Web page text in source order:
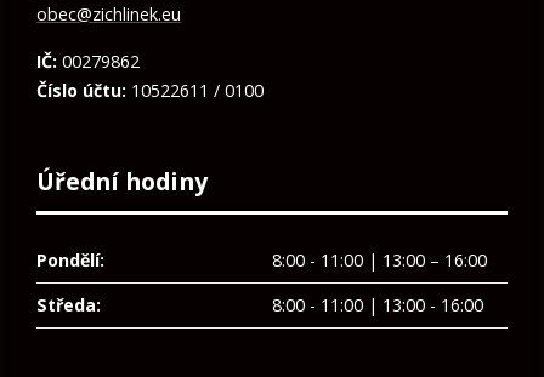
obec@zichlinek.eu
IČ: 00279862
Číslo účtu: 10522611 / 0100
Úřední hodiny
Pondělí:
8:00 - 11:00 | 13:00 – 16:00
Středa:
8:00 - 11:00 | 13:00 - 16:00